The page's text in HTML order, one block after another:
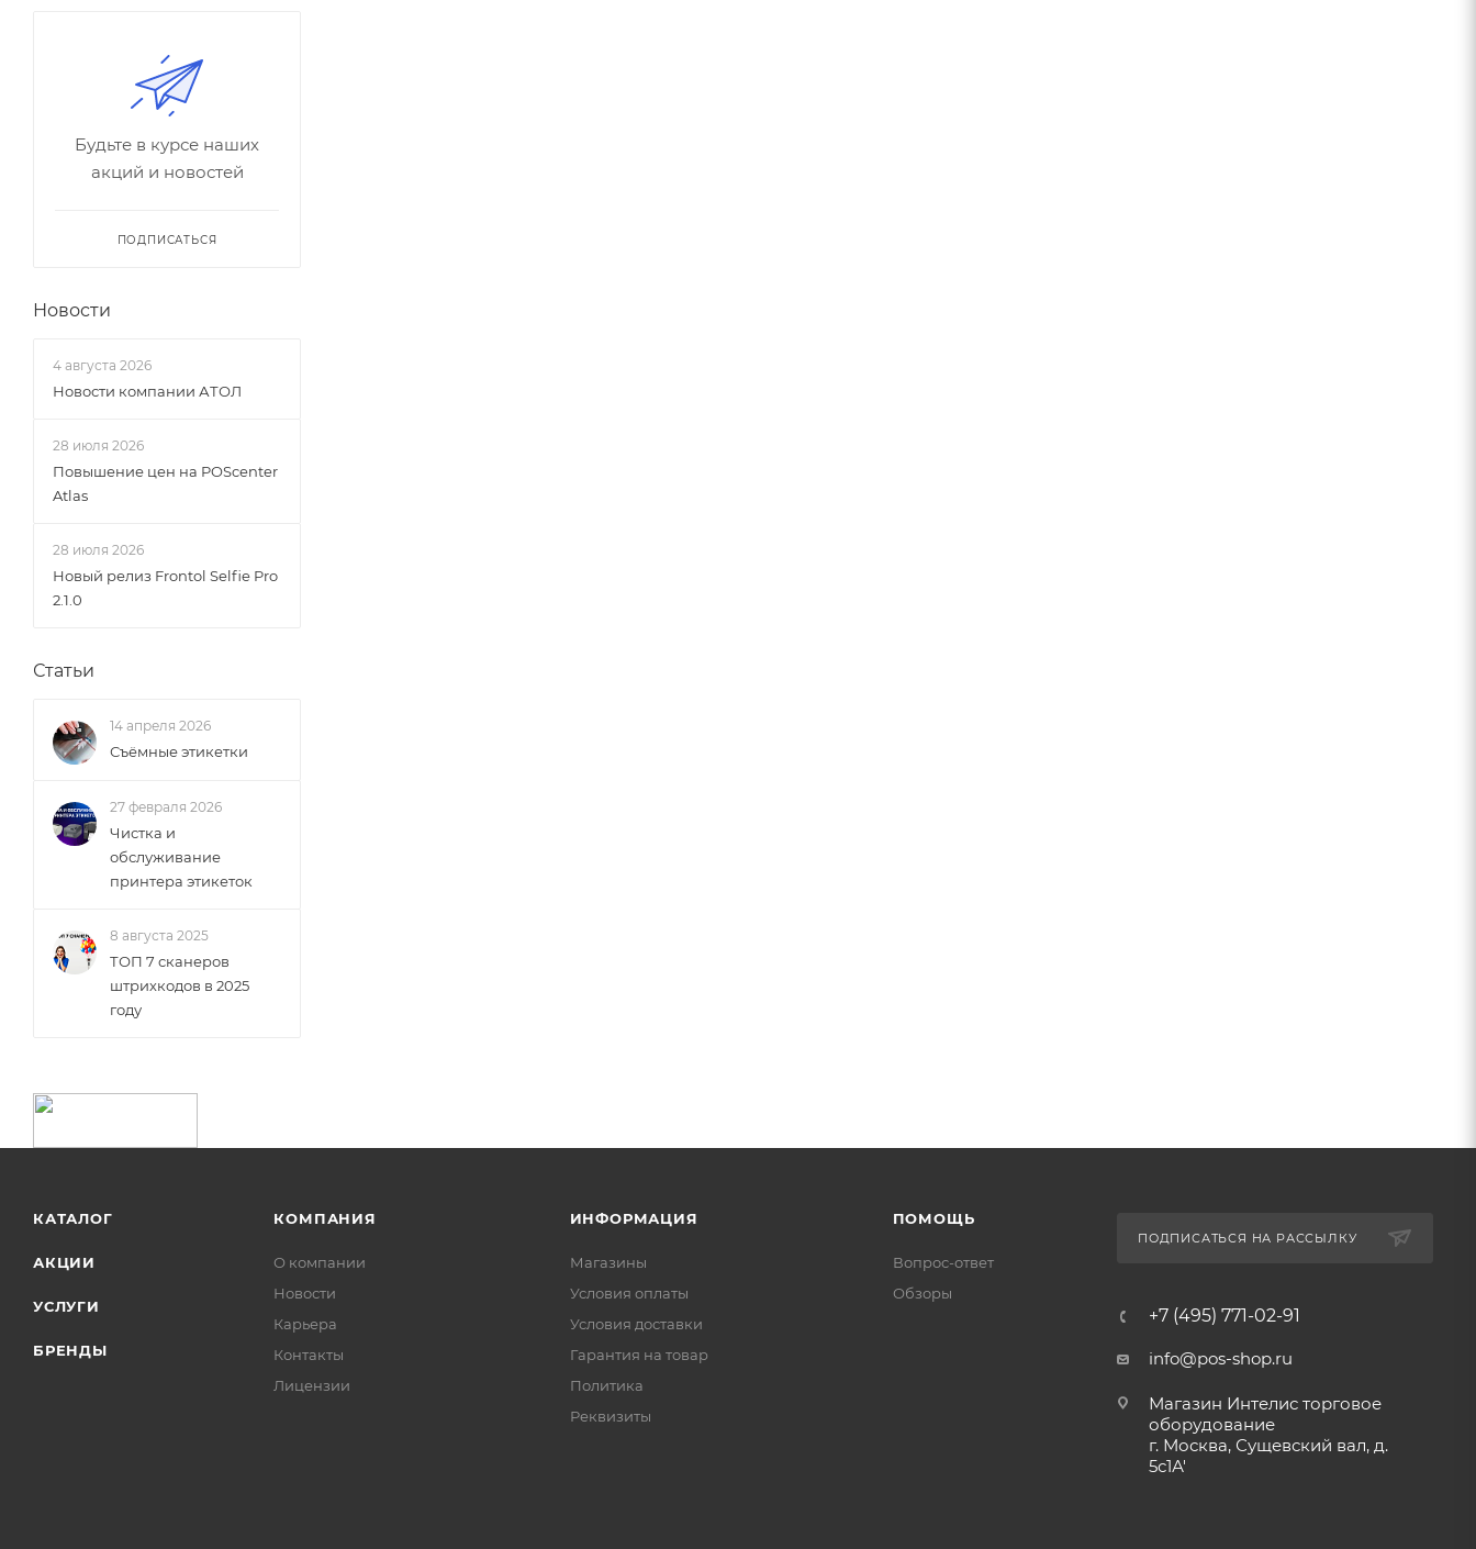
Будьте в курсе наших
акций и новостей
ПОДПИСАТЬСЯ
Новости
4 августа 2026
Новости компании АТОЛ
28 июля 2026
Повышение цен на POScenter
Atlas
28 июля 2026
Новый релиз Frontol Selfie Pro
2.1.0
Статьи
14 апреля 2026
Съёмные этикетки
27 февраля 2026
Чистка и
обслуживание
принтера этикеток
8 августа 2025
ТОП 7 сканеров
штрихкодов в 2025
году
КАТАЛОГ
АКЦИИ
УСЛУГИ
БРЕНДЫ
КОМПАНИЯ
О компании
Новости
Карьера
Контакты
Лицензии
ИНФОРМАЦИЯ
Магазины
Условия оплаты
Условия доставки
Гарантия на товар
Политика
Реквизиты
ПОМОЩЬ
Вопрос-ответ
Обзоры
ПОДПИСАТЬСЯ НА РАССЫЛКУ
+7 (495) 771-02-91
info@pos-shop.ru
Магазин Интелис торговое
оборудование
г. Москва, Сущевский вал, д.
5с1А'